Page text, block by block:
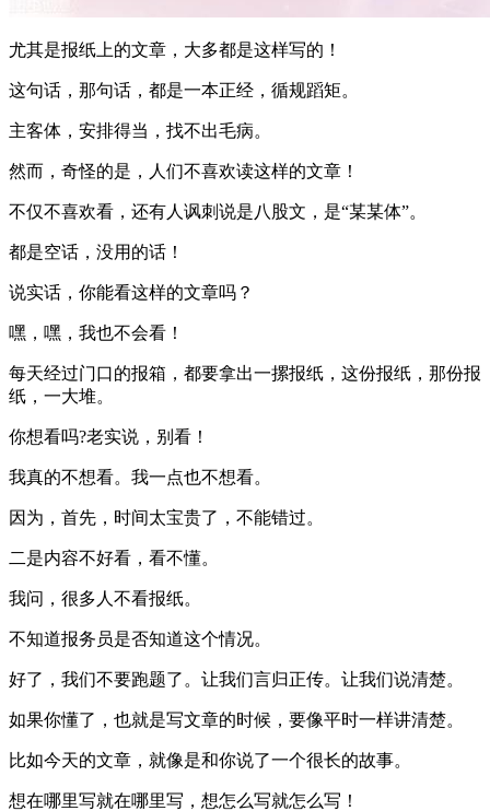
尤其是报纸上的文章，大多都是这样写的！
这句话，那句话，都是一本正经，循规蹈矩。
主客体，安排得当，找不出毛病。
然而，奇怪的是，人们不喜欢读这样的文章！
不仅不喜欢看，还有人讽刺说是八股文，是“某某体”。
都是空话，没用的话！
说实话，你能看这样的文章吗？
嘿，嘿，我也不会看！
每天经过门口的报箱，都要拿出一摞报纸，这份报纸，那份报
纸，一大堆。
你想看吗?老实说，别看！
我真的不想看。我一点也不想看。
因为，首先，时间太宝贵了，不能错过。
二是内容不好看，看不懂。
我问，很多人不看报纸。
不知道报务员是否知道这个情况。
好了，我们不要跑题了。让我们言归正传。让我们说清楚。
如果你懂了，也就是写文章的时候，要像平时一样讲清楚。
比如今天的文章，就像是和你说了一个很长的故事。
想在哪里写就在哪里写，想怎么写就怎么写！